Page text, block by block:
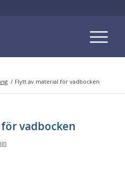
/ Flytt av material för vadbocken
vadbocken